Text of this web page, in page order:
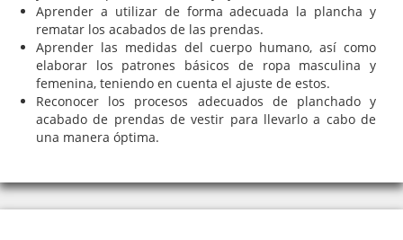
Aprender a utilizar de forma adecuada la plancha y
rematar los acabados de las prendas.
Aprender las medidas del cuerpo humano, así como
elaborar los patrones básicos de ropa masculina y
femenina, teniendo en cuenta el ajuste de estos.
Reconocer los procesos adecuados de planchado y
acabado de prendas de vestir para llevarlo a cabo de
una manera óptima.